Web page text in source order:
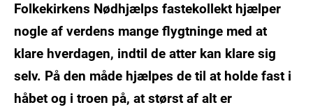
Folkekirkens Nødhjælps fastekollekt hjælper
nogle af verdens mange flygtninge med at
klare hverdagen, indtil de atter kan klare sig
selv. På den måde hjælpes de til at holde fast i
håbet og i troen på, at størst af alt er